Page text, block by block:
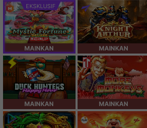
EKSKLUSIF
MAINKAN MAINKAN
MAINKAN MAINKAN